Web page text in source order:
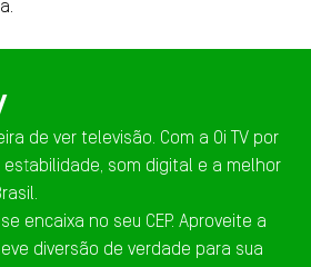
de ver televisão. Com a Oi TV por
som digital e a melhor
encaixa no seu CEP. Aproveite a
diversão de verdade para sua